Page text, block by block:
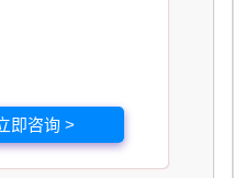
即咨询 >